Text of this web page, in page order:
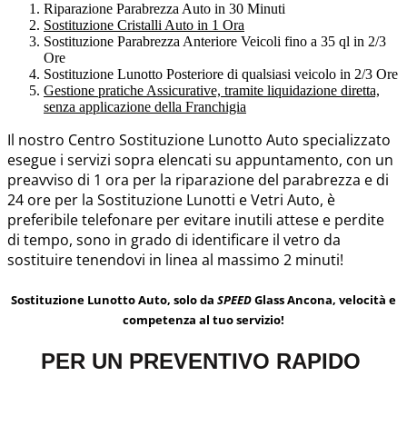
Riparazione Parabrezza Auto in 30 Minuti
Sostituzione Cristalli Auto in 1 Ora
Sostituzione Parabrezza Anteriore Veicoli fino a 35 ql in 2/3
Ore
Sostituzione Lunotto Posteriore di qualsiasi veicolo in 2/3 Ore
Gestione pratiche Assicurative, tramite liquidazione diretta,
senza applicazione della Franchigia
Il nostro Centro Sostituzione Lunotto Auto specializzato
esegue i servizi sopra elencati su appuntamento, con un
preavviso di 1 ora per la riparazione del parabrezza e di
24 ore per la Sostituzione Lunotti e Vetri Auto, è
preferibile telefonare per evitare inutili attese e perdite
di tempo, sono in grado di identificare il vetro da
sostituire tenendovi in linea al massimo 2 minuti!
Sostituzione Lunotto Auto, solo da SPEEDGlass Ancona, velocità e
competenza al tuo servizio!
PER UN PREVENTIVO RAPIDO